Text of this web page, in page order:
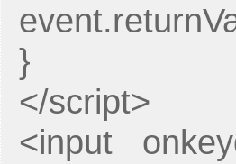
}
</script>
<input